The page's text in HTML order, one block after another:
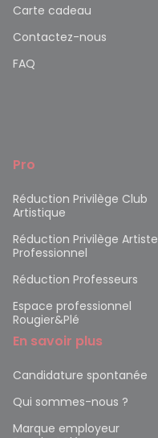
Carte cadeau
Contactez-nous
FAQ
Pro
Réduction Privilège Club
Artistique
Réduction Privilège Artiste
Professionnel
Réduction Professeurs
Espace professionnel
Rougier&Plé
En savoir plus
Candidature spontanée
Qui sommes-nous ?
Marque employeur